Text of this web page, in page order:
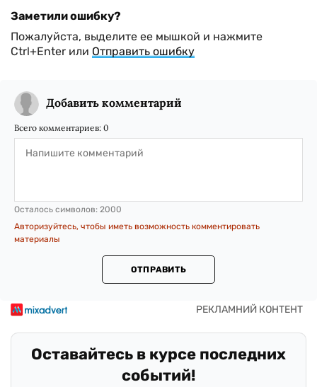
Заметили ошибку?
Пожалуйста, выделите ее мышкой и нажмите
Ctrl+Enter или Отправить ошибку
Добавить комментарий
Всего комментариев: 0
Осталось символов: 2000
Авторизуйтесь, чтобы иметь возможность комментировать
материалы
ОТПРАВИТЬ
Оставайтесь в курсе последних
событий!